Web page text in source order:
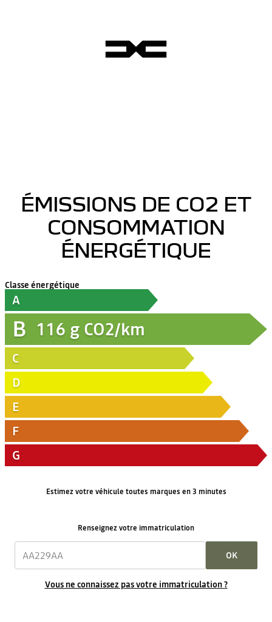
ÉMISSIONS DE CO2 ET
CONSOMMATION
ÉNERGÉTIQUE
Classe énergétique
A
B 116 g CO2/km
C
D
E
F
G
Estimez votre véhicule toutes marques en 3 minutes
Renseignez votre immatriculation
OK
Vous ne connaissez pas votre immatriculation ?